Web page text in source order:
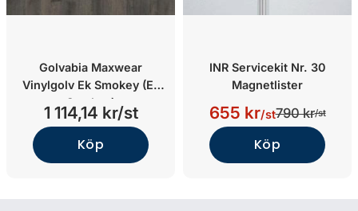
Golvabia Maxwear
Vinylgolv Ek Smokey (Ek
Smokey)
1 114,14 kr/st
Köp
INR Servicekit Nr. 30
Magnetlister
655 kr/st790 kr/st
Köp